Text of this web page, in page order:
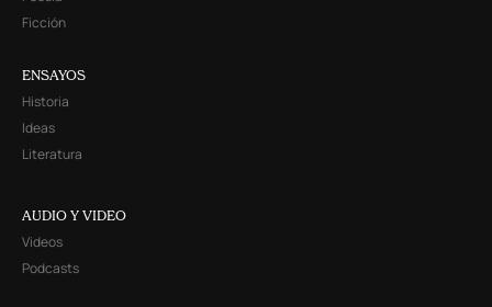
Ficción
ENSAYOS
Historia
Ideas
Literatura
AUDIO Y VIDEO
Videos
Podcasts